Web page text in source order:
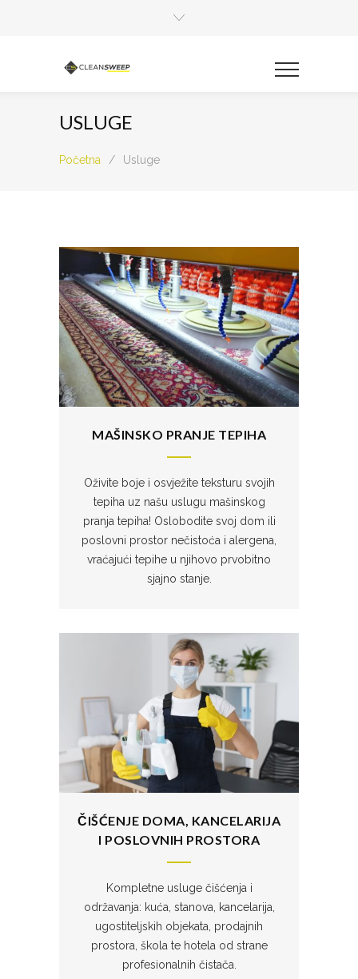
USLUGE
Početna / Usluge
MAŠINSKO PRANJE TEPIHA
Oživite boje i osvježite teksturu svojih
tepiha uz našu uslugu mašinskog
pranja tepiha! Oslobodite svoj dom ili
poslovni prostor nečistoća i alergena,
vraćajući tepihe u njihovo prvobitno
sjajno stanje.
ČIŠĆENJE DOMA, KANCELARIJA
I POSLOVNIH PROSTORA
Kompletne usluge čišćenja i
održavanja: kuća, stanova, kancelarija,
ugostiteljskih objekata, prodajnih
prostora, škola te hotela od strane
profesionalnih čistača.